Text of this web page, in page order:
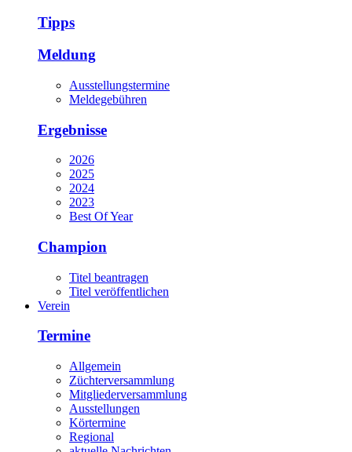
Tipps
Meldung
Ausstellungstermine
Meldegebühren
Ergebnisse
2026
2025
2024
2023
Best Of Year
Champion
Titel beantragen
Titel veröffentlichen
Verein
Termine
Allgemein
Züchterversammlung
Mitgliederversammlung
Ausstellungen
Körtermine
Regional